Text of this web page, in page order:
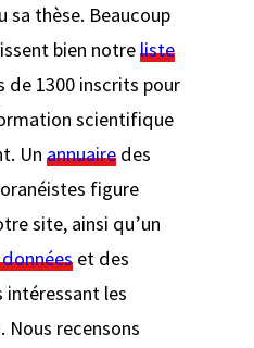
sa thèse. Beaucoup
bien notreliste
de 1300 inscrits pour
scientifique
Un annuaire des
figure
site, ainsi qu’un
et des
intéressant les
recensons